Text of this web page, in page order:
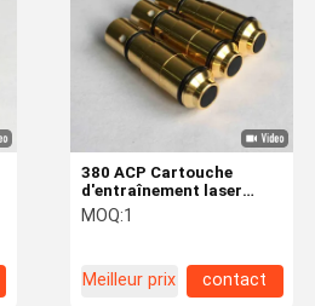
380 ACP Cartouche
d'entraînement laser
rouge visible pour
simulateur
MOQ:1
Meilleur prix contact